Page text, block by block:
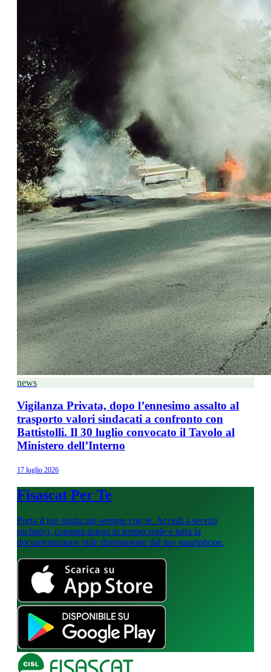
news
Vigilanza Privata, dopo l’ennesimo assalto al
trasporto valori sindacati a confronto con
Battistolli. Il 30 luglio convocato il Tavolo al
Ministero dell’Interno
17 luglio 2026
Fisascat Per Te
Porta il tuo sindacato sempre con te. Accedi a servizi
esclusivi, comunicazioni in tempo reale e tutta la
documentazione utile direttamente dal tuo smartphone.